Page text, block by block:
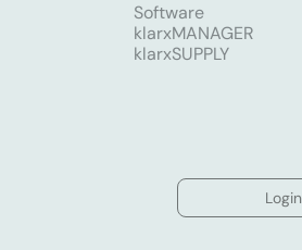
Software
klarxMANAGER
klarxSUPPLY
Login